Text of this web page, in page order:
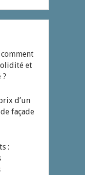
et
?
d’un
façade
: